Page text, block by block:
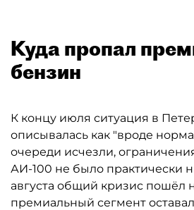
Куда пропал
бензин
К концу июля ситуация в
описывалась как "вроде
очереди исчезли,
АИ-100 не было практически
августа общий кризис пошёл
премиальный сегмент